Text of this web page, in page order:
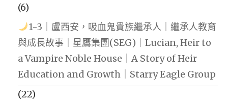
(6)
1-3｜盧西安，吸血鬼貴族繼承人｜繼承人教育
與成長故事｜星鷹集團(SEG)｜Lucian, Heir to
a Vampire Noble House｜A Story of Heir
Education and Growth｜Starry Eagle Group
(22)